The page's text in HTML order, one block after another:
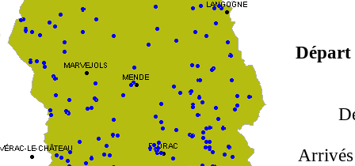
Arrivés